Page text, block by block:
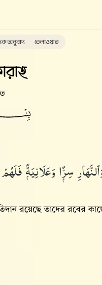
অনুবাদ তেলাওয়াত
سِرًّۭا
রয়েছে তাদের রবের